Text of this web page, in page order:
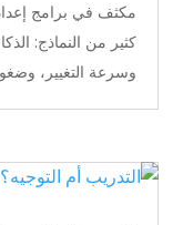
مكثف في برامج
وسرعة التغيير،